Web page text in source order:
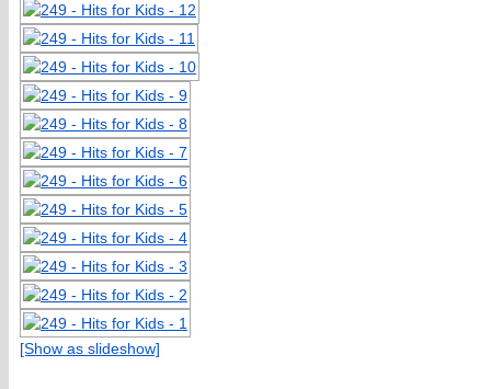
[Show as slideshow]